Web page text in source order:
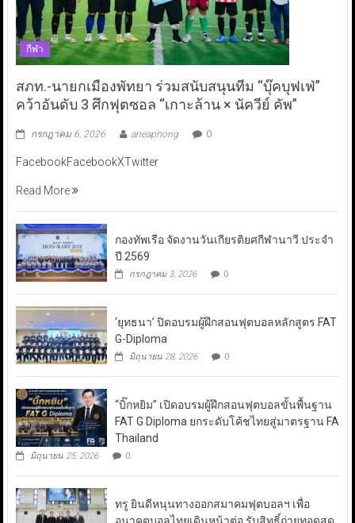
กีฬา
สภท.-นายกเมืองพัทยา ร่วมสนับสนุนทีม “บุ๊คบุฟเฟ่”
คว้าอันดับ 3 ศึกฟุตซอล “เกาะล้าน × นัควีย์ คัพ”
กรกฎาคม 6, 2026 aneaphong 0
FacebookFacebookXTwitter
Read More
กองทัพเรือ จัดงานวันเกียรติยศกีฬานาวี ประจำ
ปี 2569
กรกฎาคม 3, 2026 0
‘ยุทธนา’ ปิดอบรมผู้ฝึกสอนฟุตบอลหลักสูตร FAT
G-Diploma
มิถุนายน 28, 2026 0
“บิ๊กหยิม” เปิดอบรมผู้ฝึกสอนฟุตบอลขั้นพื้นฐาน
FAT G Diploma ยกระดับโค้ชไทยสู่มาตรฐาน FA
Thailand
มิถุนายน 25, 2026 0
ทรู ยินดีหนุนทางออกสมาคมฟุตบอลฯ เพื่อ